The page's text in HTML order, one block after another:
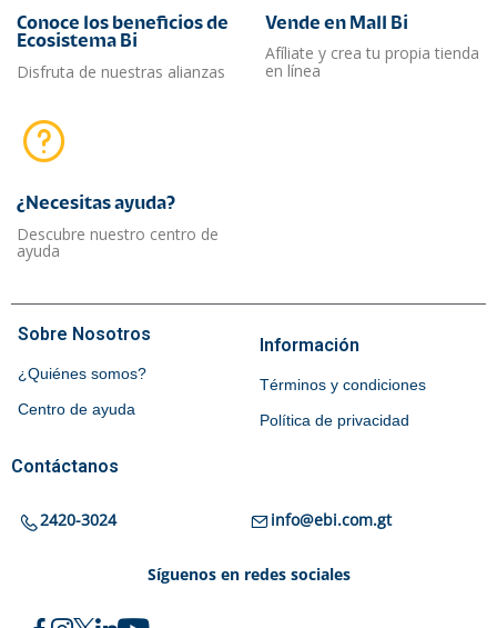
Conoce los beneficios de
Ecosistema Bi
Disfruta de nuestras alianzas
Vende en Mall Bi
Afíliate y crea tu propia tienda
en línea
¿Necesitas ayuda?​
Descubre nuestro centro de
ayuda
Sobre Nosotros
¿Quiénes somos?
Centro de ayuda
Información
Términos y condiciones
Política de privacidad
Contáctanos
2420-3024 info@ebi.com.gt
Síguenos en redes sociales